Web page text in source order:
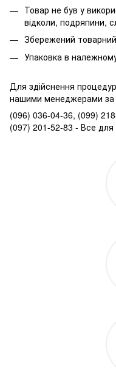
Товар не був у
відколи, подряпини,
Збережений
Упаковка в
Для здійснення
нашими менеджерами
(096) 036-04-36, (099)
(097) 201-52-83 - Все для